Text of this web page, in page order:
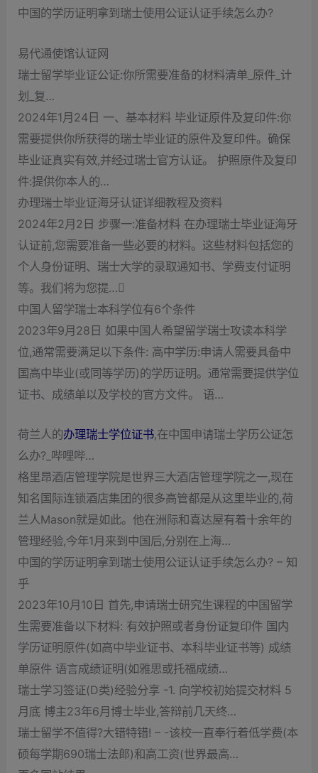
中国的学历证明拿到瑞士使用公证认证手续怎么办?
易代通使馆认证网
瑞士留学毕业证公证:你所需要准备的材料清单_原件_计
划_复…
2024年1月24日 一、基本材料 毕业证原件及复印件:你
需要提供你所获得的瑞士毕业证的原件及复印件。确保
毕业证真实有效,并经过瑞士官方认证。 护照原件及复印
件:提供你本人的…
办理瑞士毕业证海牙认证详细教程及资料
2024年2月2日 步骤一:准备材料 在办理瑞士毕业证海牙
认证前,您需要准备一些必要的材料。这些材料包括您的
个人身份证明、瑞士大学的录取通知书、学费支付证明
等。我们将为您提…
中国人留学瑞士本科学位有6个条件
2023年9月28日 如果中国人希望留学瑞士攻读本科学
位,通常需要满足以下条件: 高中学历:申请人需要具备中
国高中毕业(或同等学历)的学历证明。通常需要提供学位
证书、成绩单以及学校的官方文件。 语…
荷兰人的办理瑞士学位证书,在中国申请瑞士学历公证怎
么办?_哔哩哔…
格里昂酒店管理学院是世界三大酒店管理学院之一,现在
知名国际连锁酒店集团的很多高管都是从这里毕业的,荷
兰人Mason就是如此。他在洲际和喜达屋有着十余年的
管理经验,今年1月来到中国后,分别在上海…
中国的学历证明拿到瑞士使用公证认证手续怎么办? – 知
乎
2023年10月10日 首先,申请瑞士研究生课程的中国留学
生需要准备以下材料: 有效护照或者身份证复印件 国内
学历证明原件(如高中毕业证书、本科毕业证书等) 成绩
单原件 语言成绩证明(如雅思或托福成绩…
瑞士学习签证(D类)经验分享 -1. 向学校初始提交材料 5
月底 博主23年6月博士毕业,答辩前几天终…
瑞士留学不值得?大错特错! – -该校一直奉行着低学费(本
硕每学期690瑞士法郎)和高工资(世界最高…